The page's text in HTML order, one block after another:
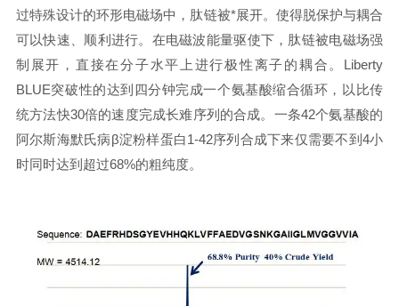
过特殊设计的环形电磁场中，肽链被*展开。使得脱保护与耦合
可以快速、顺利进行。在电磁波能量驱使下，肽链被电磁场强
制展开，直接在分子水平上进行极性离子的耦合 。 Liberty
BLUE突破性的达到四分钟完成一个氨基酸缩合循环 ， 以比传
统方法快30倍的速度完成长难序列的合成。一条42个氨基酸的
阿尔斯海默氏病β淀粉样蛋白1-42序列合成下来仅需要不到4小
时同时达到超过68%的粗纯度。